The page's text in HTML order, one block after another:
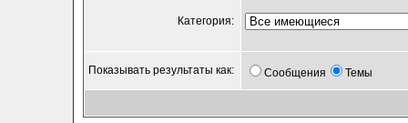
Категория:
Показывать результаты как: Сообщения Темы